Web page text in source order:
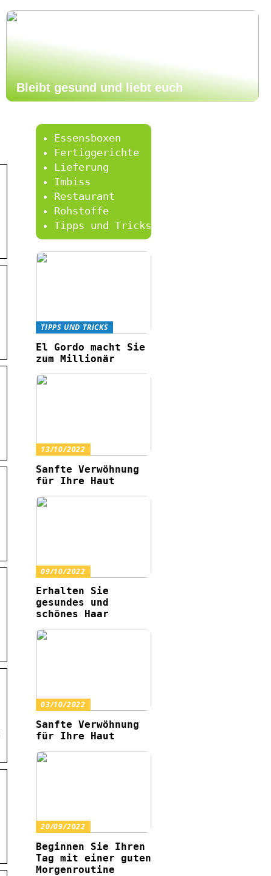
Bleibt gesund und liebt euch
Essensboxen
Fertiggerichte
Lieferung
Imbiss
Restaurant
Rohstoffe
Tipps und Tricks
TIPPS UND TRICKS
El Gordo macht Sie
zum Millionär
13/10/2022
Sanfte Verwöhnung
für Ihre Haut
09/10/2022
Erhalten Sie
gesundes und
schönes Haar
03/10/2022
Sanfte Verwöhnung
für Ihre Haut
20/09/2022
Beginnen Sie Ihren
Tag mit einer guten
Morgenroutine